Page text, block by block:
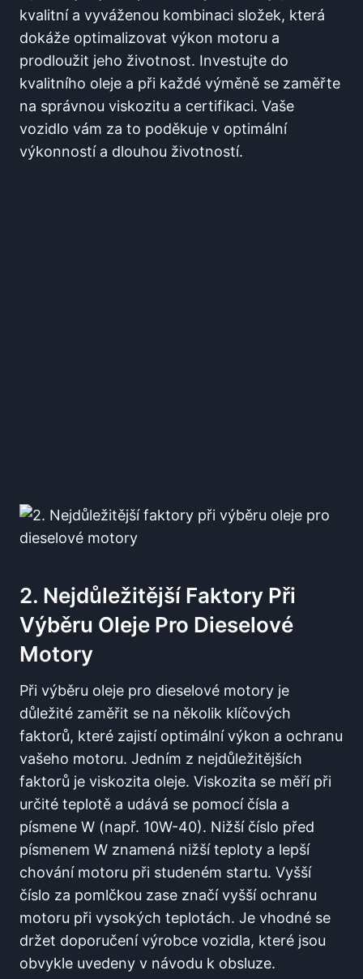
kvalitní a vyváženou kombinaci složek, která
dokáže optimalizovat výkon motoru a
prodloužit jeho životnost. Investujte do
kvalitního oleje a při každé výměně se zaměřte
na správnou viskozitu a certifikaci. Vaše
vozidlo vám za to poděkuje v optimální
výkonností a dlouhou životností.
2. Nejdůležitější Faktory Při
Výběru Oleje Pro Dieselové
Motory
Při výběru oleje pro dieselové motory je
důležité zaměřit se na několik klíčových
faktorů, které zajistí optimální výkon a ochranu
vašeho motoru. Jedním z nejdůležitějších
faktorů je viskozita oleje. Viskozita se měří při
určité teplotě a udává se pomocí čísla a
písmene W (např. 10W-40). Nižší číslo před
písmenem W znamená nižší teploty a lepší
chování motoru při studeném startu. Vyšší
číslo za pomlčkou zase značí vyšší ochranu
motoru při vysokých teplotách. Je vhodné se
držet doporučení výrobce vozidla, které jsou
obvykle uvedeny v návodu k obsluze.